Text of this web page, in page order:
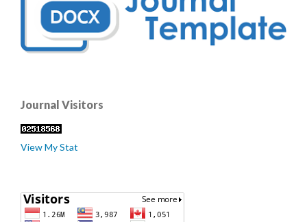
Journal Visitors
View My Stat